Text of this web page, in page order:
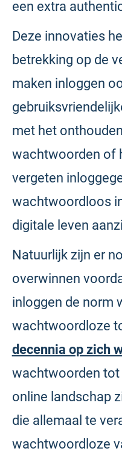
een extra
Deze innovaties
betrekking op de
maken inloggen
met het
wachtwoorden of
vergeten
wachtwoordloos
digitale leven
Natuurlijk zijn er
overwinnen
inloggen de norm
wachtwoordloze
decennia op zich
wachtwoorden tot
online landschap
die allemaal te
wachtwoordloze